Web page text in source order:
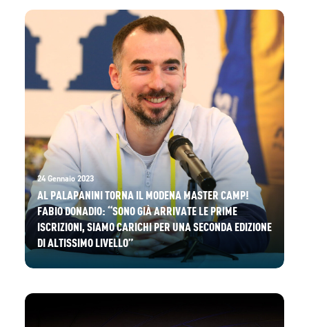
24 Gennaio 2023
AL PALAPANINI TORNA IL MODENA MASTER CAMP!
FABIO DONADIO: “SONO GIÀ ARRIVATE LE PRIME
ISCRIZIONI, SIAMO CARICHI PER UNA SECONDA EDIZIONE
DI ALTISSIMO LIVELLO”